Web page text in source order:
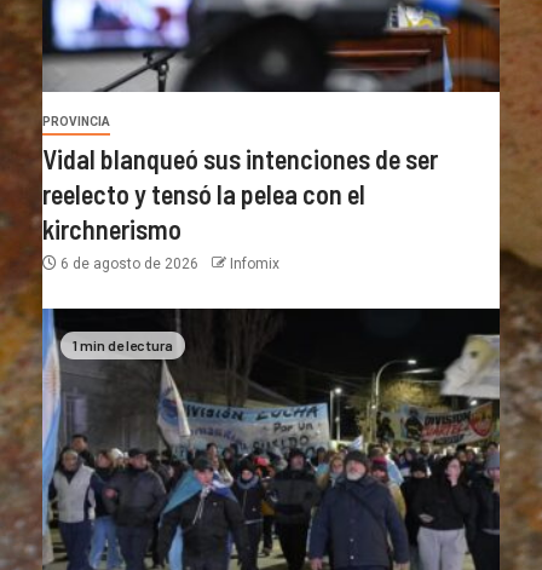
PROVINCIA
Vidal blanqueó sus intenciones de ser
reelecto y tensó la pelea con el
kirchnerismo
6 de agosto de 2026 Infomix
1 min de lectura